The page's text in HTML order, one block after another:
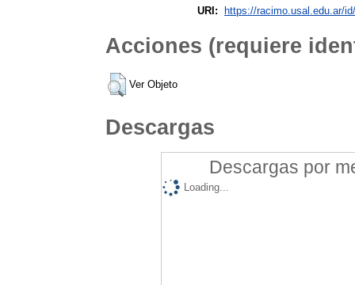
URI:
https://racimo.usal.edu.ar/
Acciones (requiere
Ver Objeto
Descargas
Descargas por
Loading...